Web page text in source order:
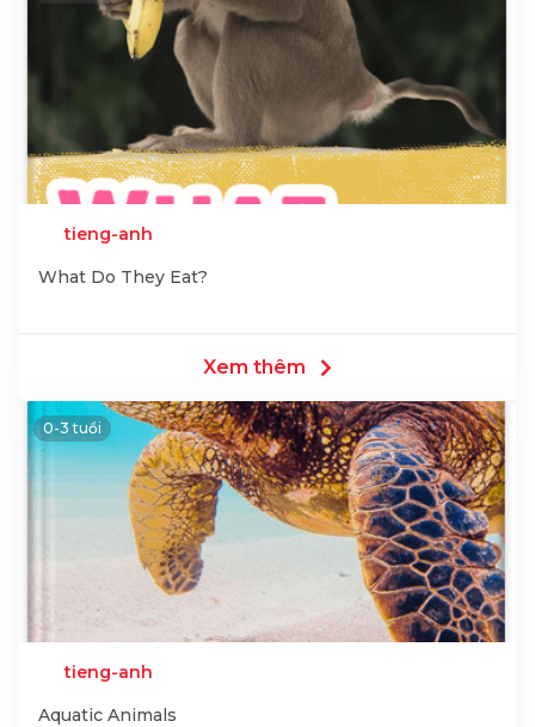
tieng-anh
What Do They Eat?
Xem thêm
0-3 tuổi
tieng-anh
Aquatic Animals